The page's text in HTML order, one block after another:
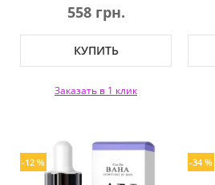
558 грн.
КУПИТЬ
Заказать в 1 клик
-12 % -34 %